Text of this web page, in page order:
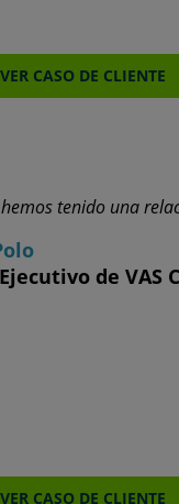
VER CASO DE CLIENTE
hemos tenido una
de VAS
VER CASO DE CLIENTE